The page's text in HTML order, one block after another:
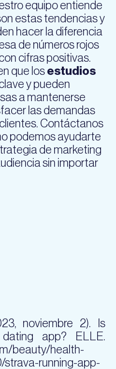
equipo entiende
estas tendencias y
hacer la diferencia
de números rojos
cifras positivas.
que los estudios
y pueden
a mantenerse
las demandas
Contáctanos
podemos ayudarte
de marketing
sin importar
noviembre 2). Is
app? ELLE.
beauty/health-
running-app-